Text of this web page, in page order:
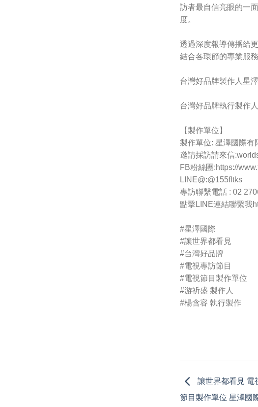
訪者最自信亮眼的一
度。
透過深度報導傳播給
結合各環節的專業服
台灣好品牌製作人星
台灣好品牌執行製作
【製作單位】
製作單位: 星澤國際有
邀請採訪請來信:
FB粉絲團:https://
LINE@:@155fltks
專訪聯繫電話 : 02
點擊LINE連結聯繫我
#星澤國際
#讓世界都看見
#台灣好品牌
#電視專訪節目
#電視節目製作單位
#游祈盛 製作人
#楊含容 執行製作
讓世界都看見 電
節目製作單位 星澤國